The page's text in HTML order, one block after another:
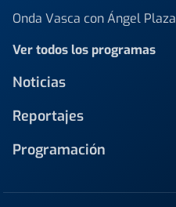
Onda Vasca con Ángel Plaza
Ver todos los programas
Noticias
Reportajes
Programación